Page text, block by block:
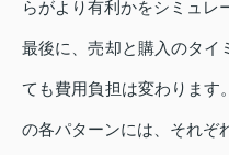
らがより有利かをシミュレ
最後に、売却と購入のタイ
ても費用負担は変わります
の各パターンには、それぞ